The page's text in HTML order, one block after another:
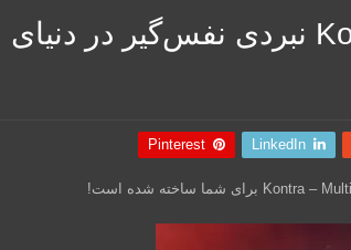
Kontra – Multiplayer FPS نبردی نفس‌گیر در دنیای
LinkedIn
Pinterest